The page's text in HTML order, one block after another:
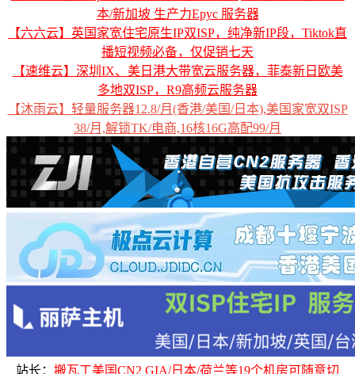
本/新加坡 生产力Epyc 服务器
【六六云】英国家宽住宅原生IP双ISP，纯净新IP段，Tiktok直
播短视频必备，仅促销七天
【速维云】深圳IX、美日港大带宽云服务器，菲泰新日欧美
多地双ISP，R9高频云服务器
【沐雨云】轻量服务器12.8/月(香港/美国/日本),美国家宽双ISP
38/月,解锁TK/电商,16核16G高配99/月
站长： 搬瓦工美国CN2 GIA/日本/荷兰等19个机房可随意切